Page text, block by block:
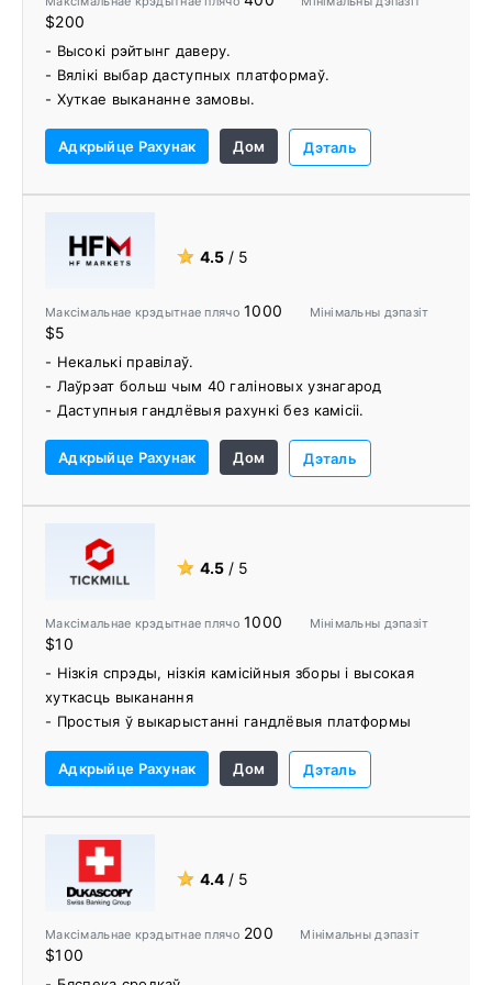
- Падтрымка сацыяльнага гандлю (MyFXbook
AutoTrade, ZuluTrade), гандлю API і рахункаў MAM /
PAMM.
$200
- Высокі рэйтынг даверу.
- Вялікі выбар даступных платформаў.
- Хуткае выкананне замовы.
- Шырокі спектр гандлёвых інструментаў.
- VPS хостынг.
- Дапаўненні MetaTrader.
Адкрыйце Рахунак Дом Дэталь
★ 4.5 / 5
Максімальнае крэдытнае плячо1000 Мінімальны дэпазіт
$5
- Некалькі правілаў.
- Лаўрэат больш чым 40 галіновых узнагарод
- Даступныя гандлёвыя рахункі без камісіі.
Форекс і сыравінных тавараў
- Бясплатнае папаўненне рахунку
- Аўтаматычны пераклад - імгненна здымайце сродкі
- Спецыяльная кругласутачная падтрымка больш
чым на 27 мовах
Адкрыйце Рахунак Дом Дэталь
★ 4.5 / 5
Максімальнае крэдытнае плячо1000 Мінімальны дэпазіт
$10
- Нізкія спрэды, нізкія камісійныя зборы і высокая
хуткасць выканання
- Простыя ў выкарыстанні гандлёвыя платформы
- Сетка электроннай сувязі (ECN)
- Рахункі з фіксаваным і зменным спрэдам
- Акаўнты без камісіі
- Бясплатны VPS
- Інструмент QuickDeal
- Стужка навін FxWire Pro
- Ісламскія рахункі
- 24-гадзінная падтрымка кліентаў
Адкрыйце Рахунак Дом Дэталь
★ 4.4 / 5
Максімальнае крэдытнае плячо 200 Мінімальны дэпазіт
$100